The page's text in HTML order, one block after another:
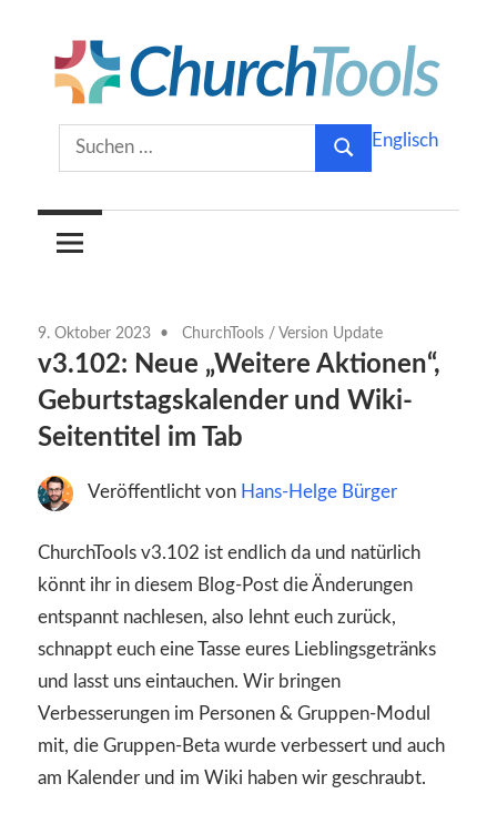
Inhalt
springen
ChurchTools
Blog
(Deutsch)
KircheSuchen
nach:
Suchen
Englisch
9. Oktober 2023 ChurchTools / Version Update
v3.102: Neue „Weitere Aktionen“,
Geburtstagskalender und Wiki-
Seitentitel im Tab
Veröffentlicht von Hans-Helge Bürger
ChurchTools v3.102 ist endlich da und natürlich
könnt ihr in diesem Blog-Post die Änderungen
entspannt nachlesen, also lehnt euch zurück,
schnappt euch eine Tasse eures Lieblingsgetränks
und lasst uns eintauchen. Wir bringen
Verbesserungen im Personen & Gruppen-Modul
mit, die Gruppen-Beta wurde verbessert und auch
am Kalender und im Wiki haben wir geschraubt.